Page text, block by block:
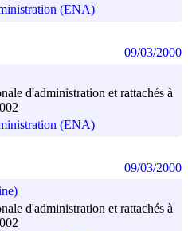
(ENA)
d'administration et rattachés à
(ENA)
09/03/2000
d'administration et rattachés à
09/03/2000